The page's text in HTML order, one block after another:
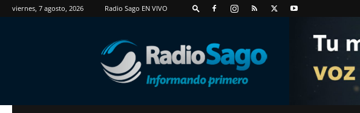
viernes, 7 agosto, 2026 Radio Sago EN VIVO
RadioSago